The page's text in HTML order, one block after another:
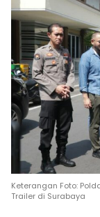
Keterangan Foto:
Trailer di Surabaya